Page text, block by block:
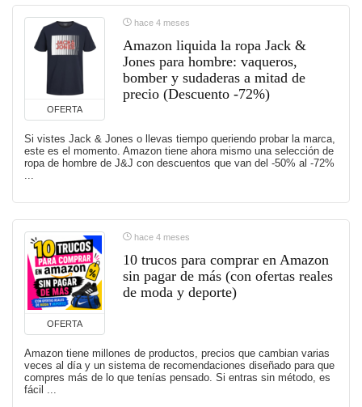
OFERTA
hace 4 meses
Amazon liquida la ropa Jack &
Jones para hombre: vaqueros,
bomber y sudaderas a mitad de
precio (Descuento -72%)
Si vistes Jack & Jones o llevas tiempo queriendo probar la marca,
este es el momento. Amazon tiene ahora mismo una selección de
ropa de hombre de J&J con descuentos que van del -50% al -72%
...
OFERTA
hace 4 meses
10 trucos para comprar en Amazon
sin pagar de más (con ofertas reales
de moda y deporte)
Amazon tiene millones de productos, precios que cambian varias
veces al día y un sistema de recomendaciones diseñado para que
compres más de lo que tenías pensado. Si entras sin método, es
fácil ...